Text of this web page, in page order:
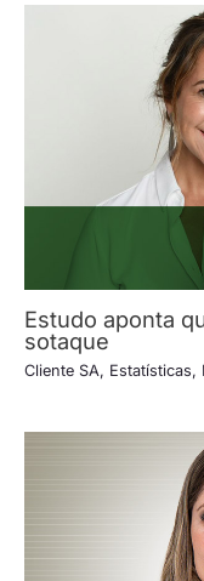
Estudo aponta
sotaque
Cliente SA, Estatísticas,